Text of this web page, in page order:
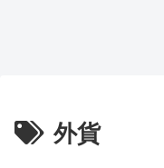
外貨